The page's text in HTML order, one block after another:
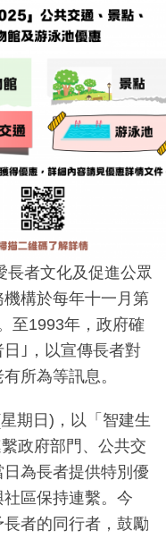
長者文化及促進公眾
構於每年十一月第
至1993年，政府確
｣，以宣傳長者對
所為等訊息。
期日)，以「智建生
政府部門、公共交
為長者提供特別優
區保持連繫。今
者的同行者，鼓勵